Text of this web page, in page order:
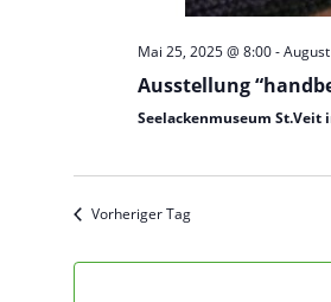
Mai 25, 2025 @ 8:00-
Ausstellung
Seelackenmuseum St.Veit
Vorheriger Tag